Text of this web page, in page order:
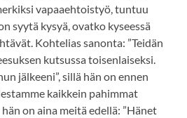
vapaaehtoistyö, tuntuu
syytä kysyä, ovatko kyseessä
Kohtelias sanonta: ”Teidän
kutsussa toisenlaiseksi.
jälkeeni”, sillä hän on ennen
kaikkein pahimmat
on aina meitä edellä: ”Hänet